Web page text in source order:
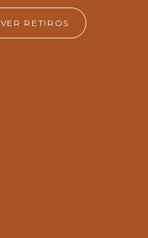
VER RETIROS